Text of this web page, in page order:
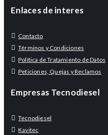
Enlaces de interes
Contacto
Términos y Condiciones
Política de Tratamiento de Datos
Peticiones, Quejas y Reclamos
Empresas Tecnodiesel
Tecnodiesel
Kavitec